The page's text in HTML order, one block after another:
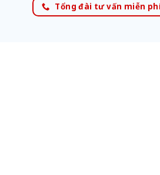
Tổng đài tư vấn miễn